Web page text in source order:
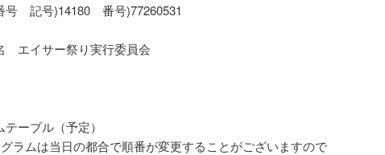
号 記号)14180 番号)77260531
エイサー祭り実行委員会
テーブル（予定）
ラムは当日の都合で順番が変更することがございますので